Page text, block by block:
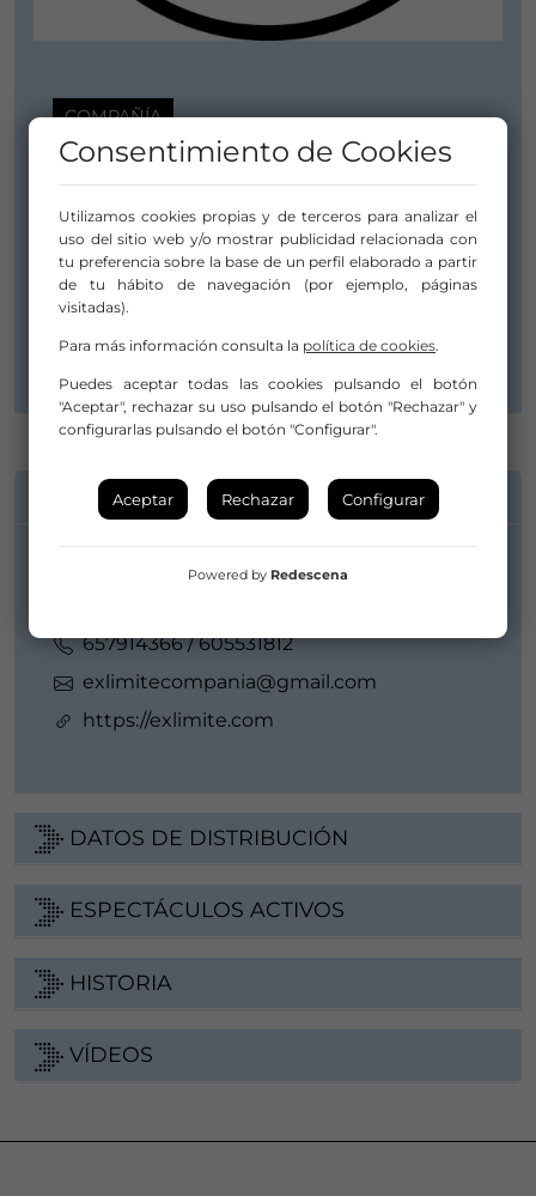
COMPAÑÍA
LA_COMPAÑÍA EXLÍMITE
28005 MADRID
Madrid
Comunidad de Madrid
INFORMACIÓN DE CONTACTO
657914366 / 605531812
exlimitecompania@gmail.com
https://exlimite.com
DATOS DE DISTRIBUCIÓN
ESPECTÁCULOS ACTIVOS
HISTORIA
VÍDEOS
Consentimiento de Cookies
Utilizamos cookies propias y de terceros para analizar el
uso del sitio web y/o mostrar publicidad relacionada con
tu preferencia sobre la base de un perfil elaborado a partir
de tu hábito de navegación (por ejemplo, páginas
visitadas).
Para más información consulta la política de cookies.
Puedes aceptar todas las cookies pulsando el botón
"Aceptar", rechazar su uso pulsando el botón "Rechazar" y
configurarlas pulsando el botón "Configurar".
Aceptar Rechazar Configurar
Powered by Redescena